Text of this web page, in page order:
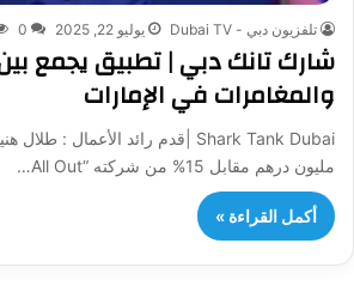
تلفزيون دبي - Dubai TV يوليو 22, 2025 0
شارك تانك دبي | تطبيق يجمع
والمغامرات في الإمارات
مليون درهم مقابل 15% من شركته “All Out…
أكمل القراءة »